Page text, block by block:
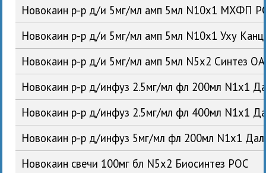
Новокаин р-р д/и 5мг/мл амп 5мл N10x1 МХФП
Новокаин р-р д/и 5мг/мл амп 5мл N10x1 Уху
Новокаин р-р д/и 5мг/мл амп 5мл N5x2 Синтез
Новокаин р-р д/инфуз 2.5мг/мл фл 200мл N1x1
Новокаин р-р д/инфуз 2.5мг/мл фл 400мл N1x1
Новокаин р-р д/инфуз 5мг/мл фл 200мл N1x1
Новокаин свечи 100мг бл N5x2 Биосинтез РОС